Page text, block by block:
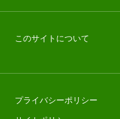
このサイトについて
プライバシーポリシー